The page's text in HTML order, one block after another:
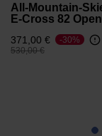
All-Mountain-
E-Cross 82 Open
371,00 €
Preis reduziert von
530,00 €auf
-30%